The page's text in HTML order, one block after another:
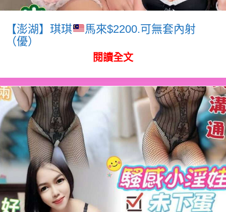
【澎湖】琪琪
馬來$2200.可無套內射
（優）
閱讀全文